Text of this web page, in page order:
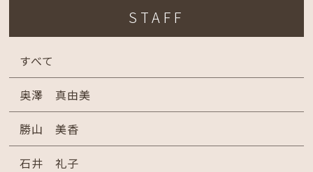
STAFF
すべて
奥澤 真由美
勝山 美香
石井 礼子